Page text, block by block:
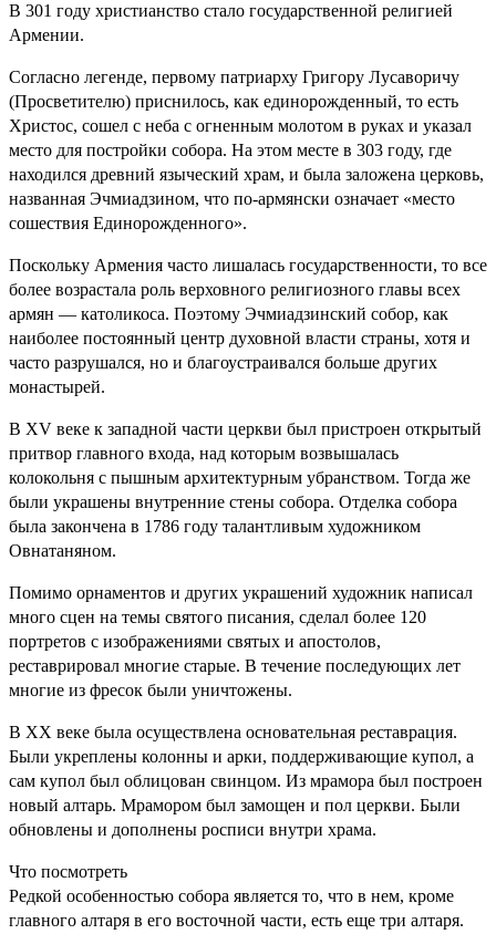
В 301 году христианство стало государственной религией
Армении.
Согласно легенде, первому патриарху Григору Лусаворичу
(Просветителю) приснилось, как единорожденный, то есть
Христос, сошел с неба с огненным молотом в руках и указал
место для постройки собора. На этом месте в 303 году, где
находился древний языческий храм, и была заложена церковь,
названная Эчмиадзином, что по-армянски означает «место
сошествия Единорожденного».
Поскольку Армения часто лишалась государственности, то все
более возрастала роль верховного религиозного главы всех
армян — католикоса. Поэтому Эчмиадзинский собор, как
наиболее постоянный центр духовной власти страны, хотя и
часто разрушался, но и благоустраивался больше других
монастырей.
В ХV веке к западной части церкви был пристроен открытый
притвор главного входа, над которым возвышалась
колокольня с пышным архитектурным убранством. Тогда же
были украшены внутренние стены собора. Отделка собора
была закончена в 1786 году талантливым художником
Овнатаняном.
Помимо орнаментов и других украшений художник написал
много сцен на темы святого писания, сделал более 120
портретов c изображениями святых и апостолов,
реставрировал многие старые. В течение последующих лет
многие из фресок были уничтожены.
В ХХ веке была осуществлена основательная реставрация.
Были укреплены колонны и арки, поддерживающие купол, а
сам купол был облицован свинцом. Из мрамора был построен
новый алтарь. Мрамором был замощен и пол церкви. Были
обновлены и дополнены росписи внутри храма.
Что посмотреть
Редкой особенностью собора является то, что в нем, кроме
главного алтаря в его восточной части, есть еще три алтаря.